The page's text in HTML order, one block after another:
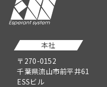
本社
〒270-0152
千葉県流山市前平井61
ESSビル